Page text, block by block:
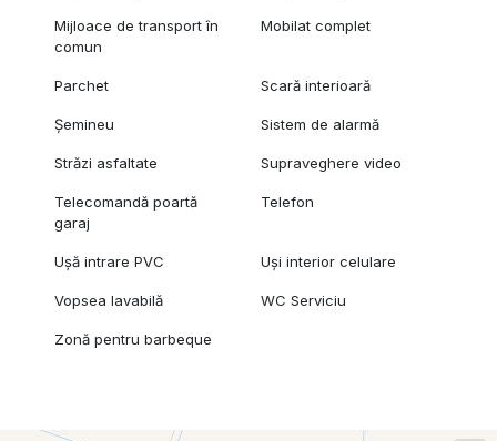
Mijloace de transport în
comun
Mobilat complet
Parchet Scară interioară
Șemineu Sistem de alarmă
Străzi asfaltate Supraveghere video
Telecomandă poartă
garaj
Telefon
Ușă intrare PVC Uși interior celulare
Vopsea lavabilă WC Serviciu
Zonă pentru barbeque